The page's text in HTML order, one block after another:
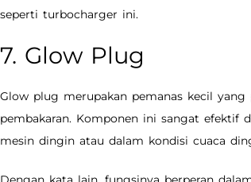
seperti turbocharger ini.
7. Glow Plug
Glow plug merupakan pemanas kecil
pembakaran. Komponen ini sangat efektif
mesin dingin atau dalam kondisi cuaca